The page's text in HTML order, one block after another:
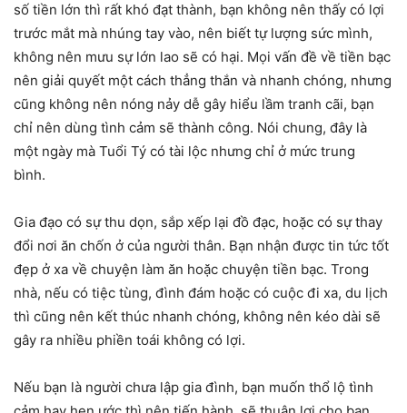
số tiền lớn thì rất khó đạt thành, bạn không nên thấy có lợi
trước mắt mà nhúng tay vào, nên biết tự lượng sức mình,
không nên mưu sự lớn lao sẽ có hại. Mọi vấn đề về tiền bạc
nên giải quyết một cách thẳng thắn và nhanh chóng, nhưng
cũng không nên nóng nảy dễ gây hiểu lầm tranh cãi, bạn
chỉ nên dùng tình cảm sẽ thành công. Nói chung, đây là
một ngày mà Tuổi Tý có tài lộc nhưng chỉ ở mức trung
bình.
Gia đạo có sự thu dọn, sắp xếp lại đồ đạc, hoặc có sự thay
đổi nơi ăn chốn ở của người thân. Bạn nhận được tin tức tốt
đẹp ở xa về chuyện làm ăn hoặc chuyện tiền bạc. Trong
nhà, nếu có tiệc tùng, đình đám hoặc có cuộc đi xa, du lịch
thì cũng nên kết thúc nhanh chóng, không nên kéo dài sẽ
gây ra nhiều phiền toái không có lợi.
Nếu bạn là người chưa lập gia đình, bạn muốn thổ lộ tình